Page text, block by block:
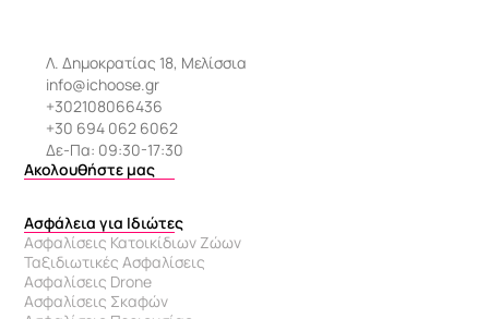
Λ. Δημοκρατίας 18, Μελίσσια
info@ichoose.gr
+302108066436
+30 694 062 6062
Δε-Πα: 09:30-17:30
Ακολουθήστε μας
Ασφάλεια για Ιδιώτες
Ασφαλίσεις Κατοικίδιων Ζώων
Ταξιδιωτικές Ασφαλίσεις
Ασφαλίσεις Drone
Ασφαλίσεις Σκαφών